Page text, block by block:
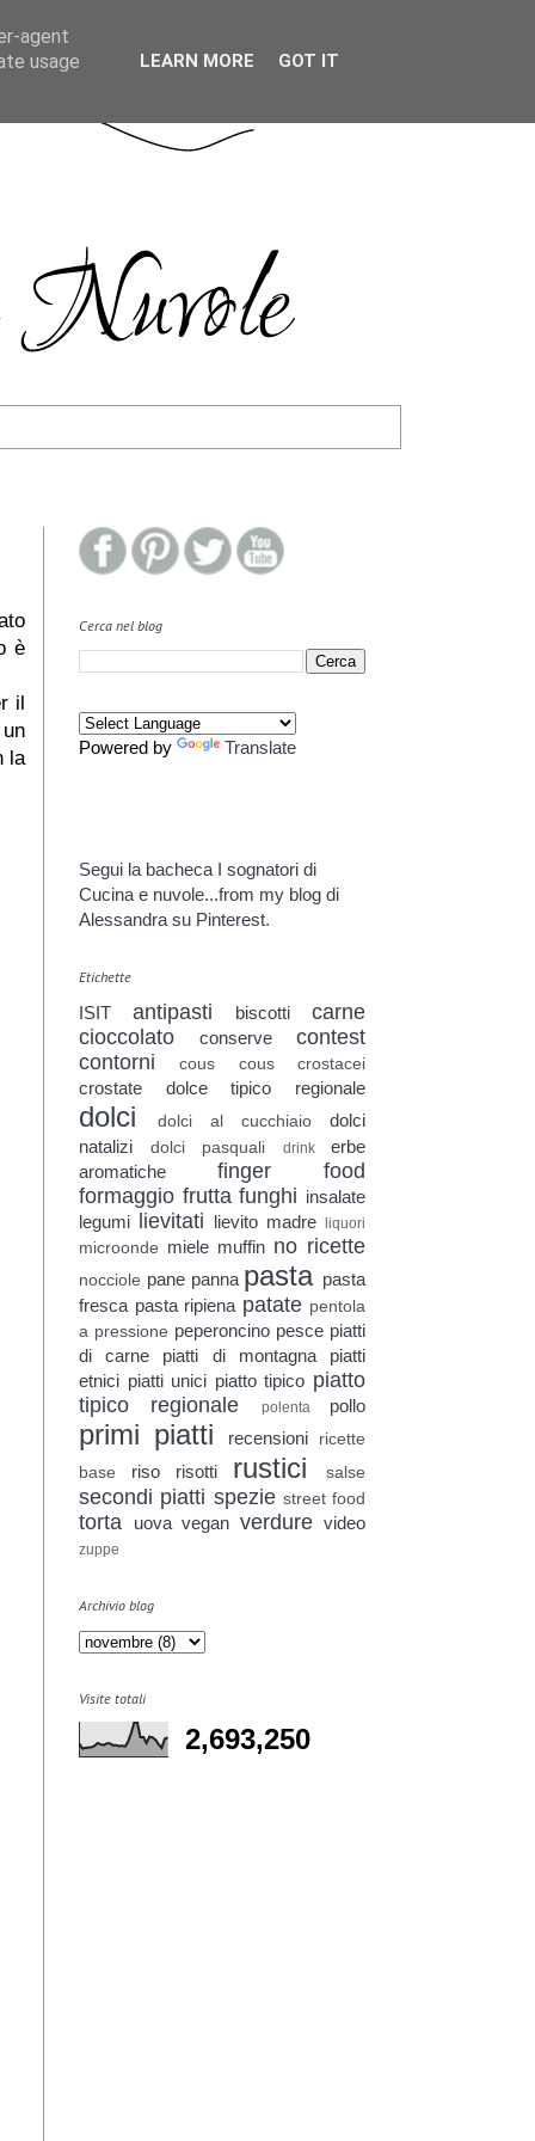
è
il
la
Cerca nel blog
Powered by Translate
Segui la bacheca I sognatori di
Cucina e nuvole...from my blog di
Alessandra su Pinterest.
Etichette
ISIT antipasti biscotti
carne
cioccolato
conserve
contest
contorni
cous cous crostacei
crostate dolce tipico regionale
dolci dolci al cucchiaio
dolci
natalizi
dolci pasquali drink
erbe
aromatiche
finger food
formaggio frutta funghi insalate
legumi lievitati lievito madre liquori
microonde miele muffin no ricette
nocciole pane panna pasta pasta
fresca pasta ripiena patate pentola
a pressione peperoncino pesce piatti
di carne
piatti di montagna
piatti
etnici piatti unici piatto tipico piatto
tipico regionale
polenta pollo
primi piatti recensioni
ricette
base
riso risotti rustici salse
secondi piatti spezie street food
torta uova vegan verdure video
zuppe
Archivio blog
Visite totali
2,693,250
agent
usage
LEARN MORE GOT IT